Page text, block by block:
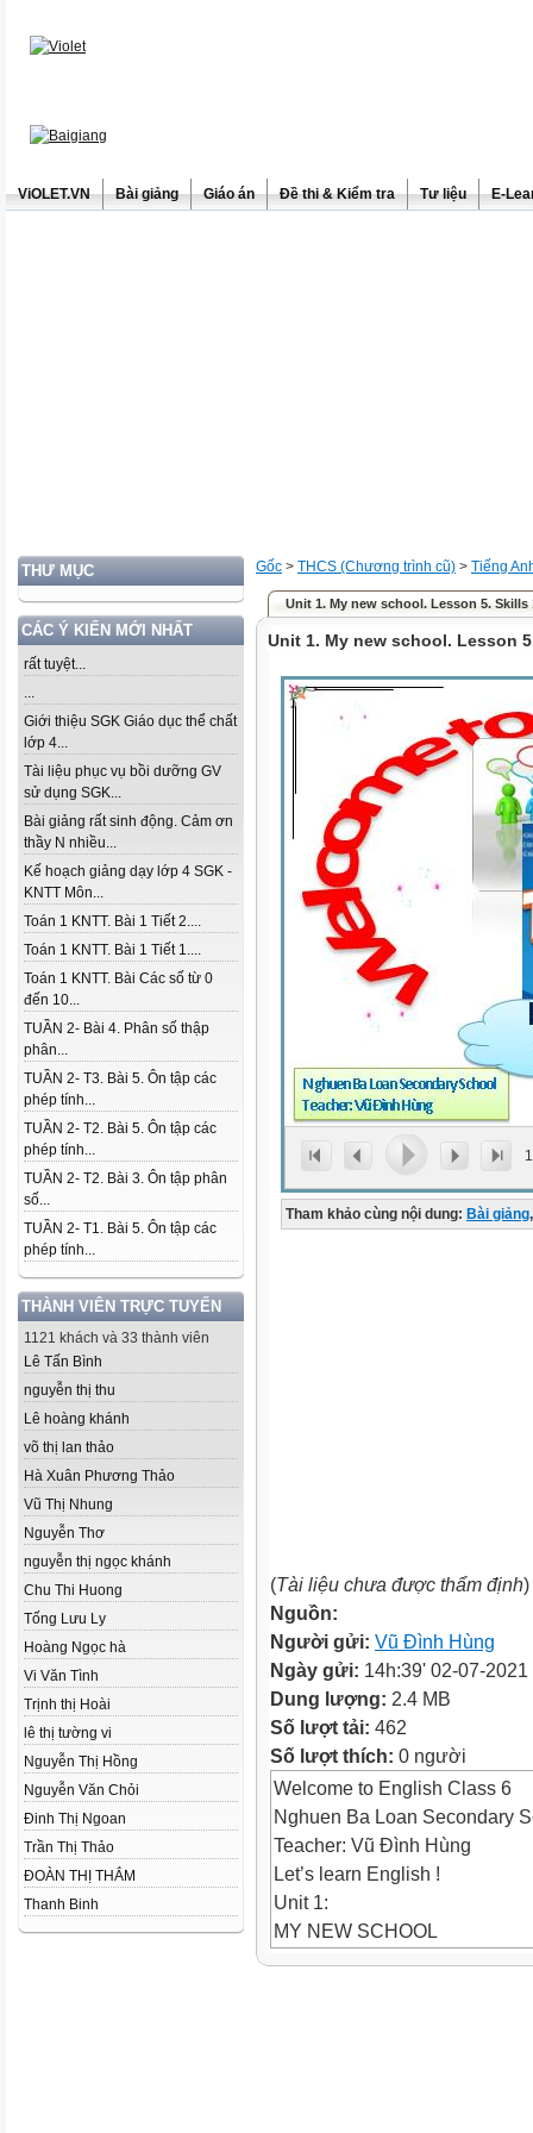
ViOLET.VN Bài giảng Giáo án Đề thi & Kiểm tra Tư liệu E-
THƯ MỤC
CÁC Ý KIẾN MỚI NHẤT
rất tuyệt...
...
Giới thiệu SGK Giáo dục thể chất
lớp 4...
Tài liệu phục vụ bồi dưỡng GV
sử dụng SGK...
Bài giảng rất sinh động. Cảm ơn
thầy N nhiều...
Kế hoạch giảng dạy lớp 4 SGK -
KNTT Môn...
Toán 1 KNTT. Bài 1 Tiết 2....
Toán 1 KNTT. Bài 1 Tiết 1....
Toán 1 KNTT. Bài Các số từ 0
đến 10...
TUẦN 2- Bài 4. Phân số thập
phân...
TUẦN 2- T3. Bài 5. Ôn tập các
phép tính...
TUẦN 2- T2. Bài 5. Ôn tập các
phép tính...
TUẦN 2- T2. Bài 3. Ôn tập phân
số...
TUẦN 2- T1. Bài 5. Ôn tập các
phép tính...
THÀNH VIÊN TRỰC TUYẾN
1121 khách và 33 thành viên
Lê Tấn Bình
nguyễn thị thu
Lê hoàng khánh
võ thị lan thảo
Hà Xuân Phương Thảo
Vũ Thị Nhung
Nguyễn Thơ
nguyễn thị ngọc khánh
Chu Thi Huong
Tống Lưu Ly
Hoàng Ngọc hà
Vi Văn Tình
Trịnh thị Hoài
lê thị tường vi
Nguyễn Thị Hồng
Nguyễn Văn Chỏi
Đinh Thị Ngoan
Trần Thị Thảo
ĐOÀN THỊ THẮM
Thanh Binh
Gốc > THCS (Chương trình cũ) > Tiếng
Unit 1. My new school. Lesson 5. Skills
Unit 1. My new school. Lesson
1
Tham khảo cùng nội dung: Bài giảng,
(Tài liệu chưa được thẩm định)
Nguồn:
Người gửi: Vũ Đình Hùng
Ngày gửi: 14h:39' 02-07-2021
Dung lượng: 2.4 MB
Số lượt tải: 462
Số lượt thích: 0 người
Welcome to English Class 6
Nghuen Ba Loan Secondary
Teacher: Vũ Đình Hùng
Let’s learn English !
Unit 1:
MY NEW SCHOOL